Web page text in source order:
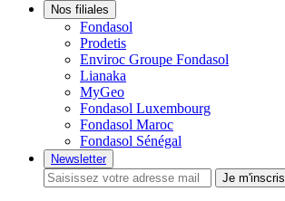
Nos filiales
Fondasol
Prodetis
Enviroc Groupe Fondasol
Lianaka
MyGeo
Fondasol Luxembourg
Fondasol Maroc
Fondasol Sénégal
Newsletter
Je m'inscris